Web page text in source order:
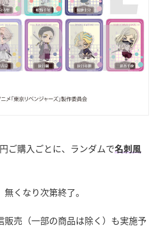
ご購入ごとに、ランダムで名刺風
くなり次第終了。
販売（一部の商品は除く）も実施予